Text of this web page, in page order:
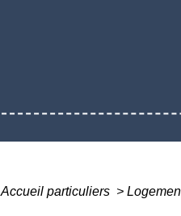
Accueil particuliers >